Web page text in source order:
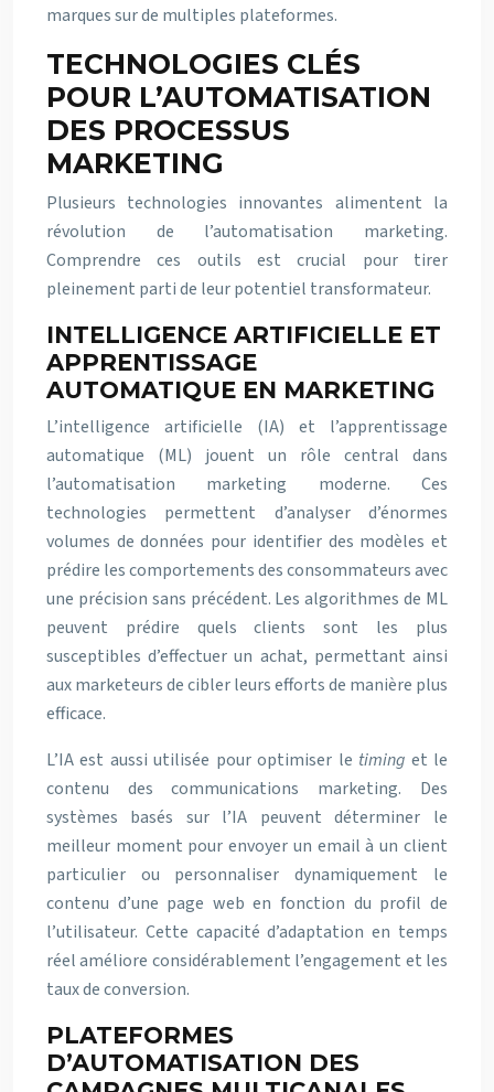
marques sur de multiples plateformes.
TECHNOLOGIES CLÉS
POUR L’AUTOMATISATION
DES PROCESSUS
MARKETING
Plusieurs technologies innovantes alimentent la
révolution de l’automatisation marketing.
Comprendre ces outils est crucial pour tirer
pleinement parti de leur potentiel transformateur.
INTELLIGENCE ARTIFICIELLE ET
APPRENTISSAGE
AUTOMATIQUE EN MARKETING
L’intelligence artificielle (IA) et l’apprentissage
automatique (ML) jouent un rôle central dans
l’automatisation marketing moderne. Ces
technologies permettent d’analyser d’énormes
volumes de données pour identifier des modèles et
prédire les comportements des consommateurs avec
une précision sans précédent. Les algorithmes de ML
peuvent prédire quels clients sont les plus
susceptibles d’effectuer un achat, permettant ainsi
aux marketeurs de cibler leurs efforts de manière plus
efficace.
L’IA est aussi utilisée pour optimiser le timing et le
contenu des communications marketing. Des
systèmes basés sur l’IA peuvent déterminer le
meilleur moment pour envoyer un email à un client
particulier ou personnaliser dynamiquement le
contenu d’une page web en fonction du profil de
l’utilisateur. Cette capacité d’adaptation en temps
réel améliore considérablement l’engagement et les
taux de conversion.
PLATEFORMES
D’AUTOMATISATION DES